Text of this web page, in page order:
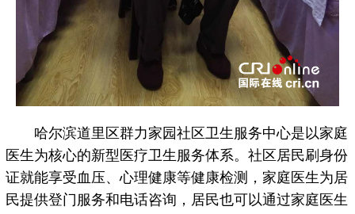
哈尔滨道里区群力家园社区卫生服务中心是以家庭
医生为核心的新型医疗卫生服务体系。社区居民刷身份
证就能享受血压、心理健康等健康检测，家庭医生为居
民提供登门服务和电话咨询，居民也可以通过家庭医生